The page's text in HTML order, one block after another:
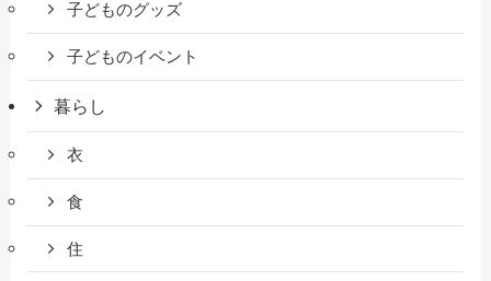
子どものグッズ
子どものイベント
暮らし
衣
食
住